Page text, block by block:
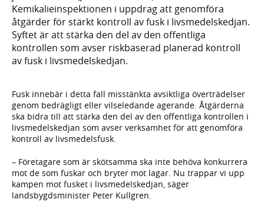
Kemikalieinspektionen i uppdrag att genomföra
åtgärder för stärkt kontroll av fusk i livsmedelskedjan.
Syftet är att stärka den del av den offentliga
kontrollen som avser riskbaserad planerad kontroll
av fusk i livsmedelskedjan.
Fusk innebär i detta fall misstänkta avsiktliga överträdelser
genom bedrägligt eller vilseledande agerande. Åtgärderna
ska bidra till att stärka den del av den offentliga kontrollen i
livsmedelskedjan som avser verksamhet för att genomföra
kontroll av livsmedelsfusk.
– Företagare som är skötsamma ska inte behöva konkurrera
mot de som fuskar och bryter mot lagar. Nu trappar vi upp
kampen mot fusket i livsmedelskedjan, säger
landsbygdsminister Peter Kullgren.